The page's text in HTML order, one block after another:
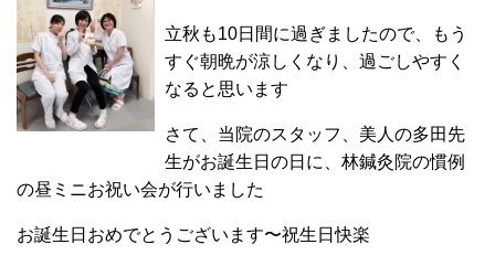
立秋も10日間に過ぎましたので、もう
すぐ朝晩が涼しくなり、過ごしやすく
なると思います
さて、当院のスタッフ、美人の多田先
生がお誕生日の日に、林鍼灸院の慣例
の昼ミニお祝い会が行いました
お誕生日おめでとうございます〜祝生日快楽